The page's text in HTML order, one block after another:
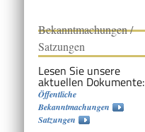
Bekanntmachungen /
Satzungen
Lesen Sie unsere
aktuellen Dokumente:
Öffentliche
Bekanntmachungen
Satzungen